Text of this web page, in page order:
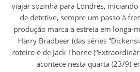
viajar sozinha para Londres,
de detetive, sempre um passo à
produção marca a estreia em longa-
Harry Bradbeer (das séries
roteiro é de Jack Thorne
acontece nesta quarta (23/9)